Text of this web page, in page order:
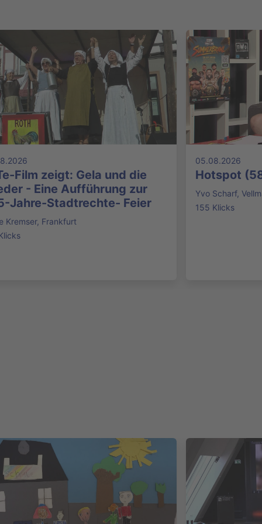
Film zeigt: Gela und die
- Eine Aufführung zur
Jahre-Stadtrechte- Feier
Kremser, Frankfurt
05.08.2026
Hotspot
Yvo Scharf,
155 Klicks